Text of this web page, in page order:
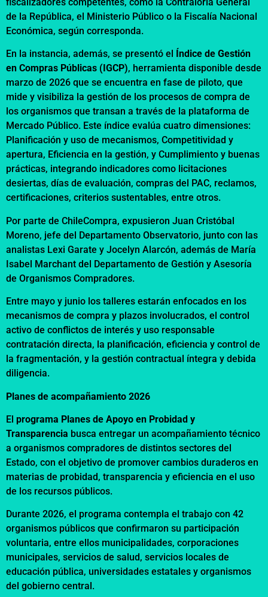
de la República, el Ministerio Público o la Fiscalía Nacional
Económica, según corresponda.
En la instancia, además, se presentó el
Índice de Gestión
en Compras Públicas (IGCP), herramienta disponible desde
marzo de 2026 que se encuentra en fase de piloto, que
mide y visibiliza la gestión de los procesos de compra de
los organismos que transan a través de la plataforma de
Mercado Público. Este índice evalúa cuatro dimensiones:
Planificación y uso de mecanismos, Competitividad y
apertura, Eficiencia en la gestión, y Cumplimiento y buenas
prácticas, integrando indicadores como licitaciones
desiertas, días de evaluación, compras del
PAC, reclamos,
certificaciones, criterios sustentables, entre otros.
Por parte de ChileCompra, expusieron Juan Cristóbal
Moreno, jefe del Departamento Observatorio, junto con las
analistas Lexi Garate y Jocelyn Alarcón, además de María
Isabel Marchant del Departamento de Gestión y Asesoría
de Organismos Compradores.
Entre mayo y junio los talleres estarán enfocados en los
mecanismos de compra y plazos involucrados, el control
activo de conflictos de interés y uso responsable
contratación directa, la planificación, eficiencia y control de
la fragmentación, y la gestión contractual íntegra y debida
diligencia.
Planes de acompañamiento 2026
El programa Planes de Apoyo en Probidad y
Transparencia busca entregar un acompañamiento técnico
a organismos compradores de distintos sectores del
Estado, con el objetivo de promover cambios duraderos en
materias de probidad, transparencia y eficiencia en el uso
de los recursos públicos.
Durante 2026, el programa contempla el trabajo con 42
organismos públicos que confirmaron su participación
voluntaria, entre ellos municipalidades, corporaciones
municipales, servicios de salud, servicios locales de
educación pública, universidades estatales y organismos
del gobierno central.